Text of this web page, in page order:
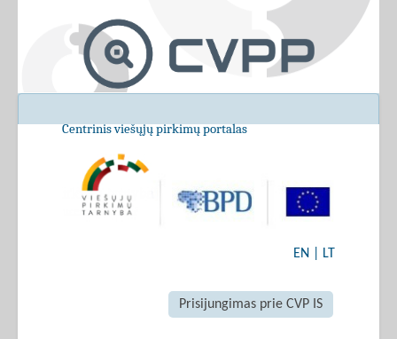
Centrinis viešųjų pirkimų portalas
EN LT
Prisijungimas prie CVP IS